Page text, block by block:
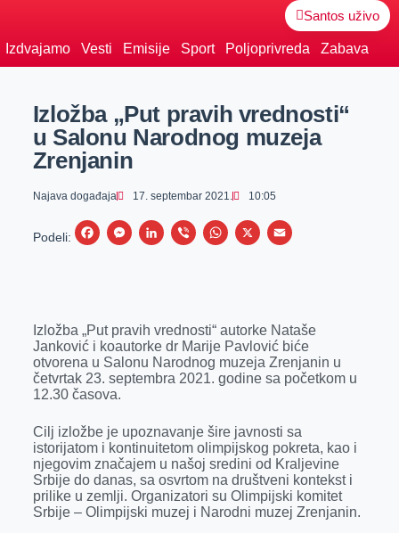
Santos uživo
Izdvajamo Vesti Emisije Sport Poljoprivreda Zabava
Izložba „Put pravih vrednosti“
u Salonu Narodnog muzeja
Zrenjanin
Najava događaja 17. septembar 2021. 10:05
Podeli:
F
b
o
o
M
e
n
g
r
L
e
d
I
V
r
W
s
A
p
X
E
l
Izložba „Put pravih vrednosti“ autorke Nataše
Janković i koautorke dr Marije Pavlović biće
otvorena u Salonu Narodnog muzeja Zrenjanin u
četvrtak 23. septembra 2021. godine sa početkom u
12.30 časova.
Cilj izložbe je upoznavanje šire javnosti sa
istorijatom i kontinuitetom olimpijskog pokreta, kao i
njegovim značajem u našoj sredini od Kraljevine
Srbije do danas, sa osvrtom na društveni kontekst i
prilike u zemlji. Organizatori su Olimpijski komitet
Srbije – Olimpijski muzej i Narodni muzej Zrenjanin.